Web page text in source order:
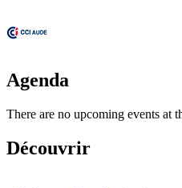
Agenda
There are no upcoming events at
Découvrir